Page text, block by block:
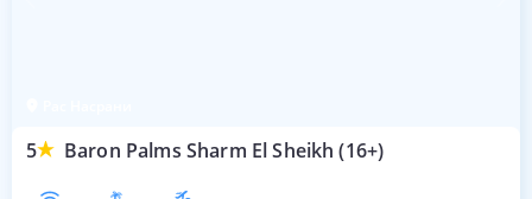
5 Baron Palms Sharm El Sheikh (16+)